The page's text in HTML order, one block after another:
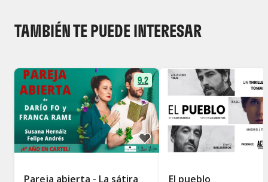
TAMBIÉN TE PUEDE INTERESAR
9.2
Pareja abierta - La sátira
El pueblo